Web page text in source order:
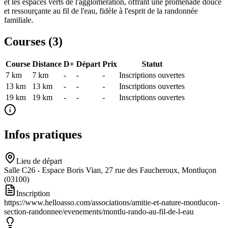
et ressourçante au fil de l'eau, fidèle à l'esprit de la randonnée
familiale.
Courses (3)
Course Distance D+ Départ Prix
Statut
7 km
7 km - - -
Inscriptions ouvertes
13 km
13 km - - -
Inscriptions ouvertes
19 km
19 km - - - Inscriptions ouvertes
Infos pratiques
Lieu de départ
Salle C26 - Espace Boris Vian, 27 rue des Faucheroux, Montluçon
(03100)
Inscription
https://www.helloasso.com/associations/amitie-et-nature-montlucon-
section-randonnee/evenements/montlu-rando-au-fil-de-l-eau